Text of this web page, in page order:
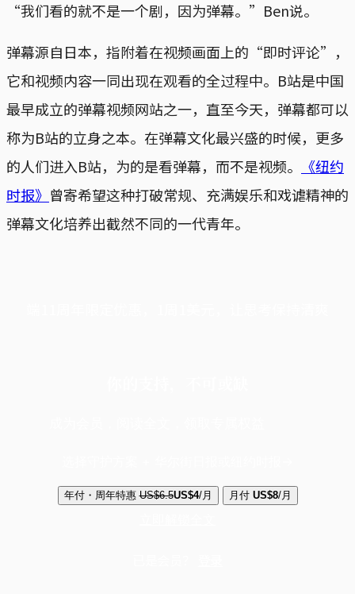
“我们看的就不是一个剧，因为弹幕。”Ben说。
弹幕源自日本，指附着在视频画面上的“即时评论”，
它和视频内容一同出现在观看的全过程中。B站是中国
最早成立的弹幕视频网站之一，直至今天，弹幕都可以
称为B站的立身之本。在弹幕文化最兴盛的时候，更多
的人们进入B站，为的是看弹幕，而不是视频。
《纽约
时报》 曾寄希望这种打破常规、充满娱乐和戏谑精神的
弹幕文化培养出截然不同的一代青年。
年付・周年特惠 US$6.5US$4/月 月付 US$8/月